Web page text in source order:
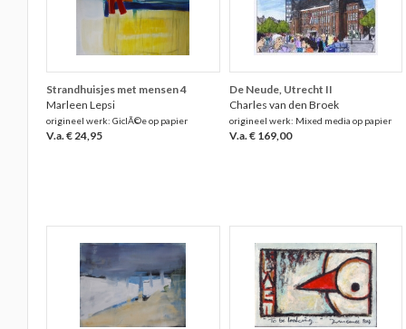
Strandhuisjes met mensen 4
Marleen Lepsi
origineel werk: GiclÃ©e op papier
V.a. € 24,95
De Neude, Utrecht II
Charles van den Broek
origineel werk: Mixed media op papier
V.a. € 169,00